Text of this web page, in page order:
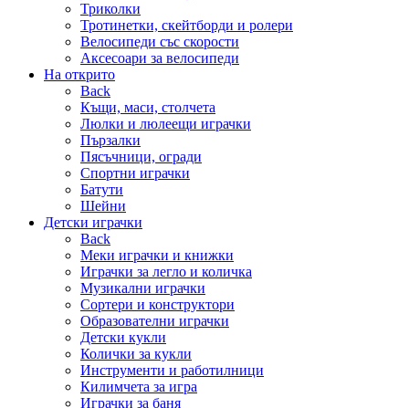
Триколки
Тротинетки, скейтборди и ролери
Велосипеди със скорости
Аксесоари за велосипеди
На открито
Back
Къщи, маси, столчета
Люлки и люлеещи играчки
Пързалки
Пясъчници, огради
Спортни играчки
Батути
Шейни
Детски играчки
Back
Меки играчки и книжки
Играчки за легло и количка
Музикални играчки
Сортери и конструктори
Образователни играчки
Детски кукли
Колички за кукли
Инструменти и работилници
Килимчета за игра
Играчки за баня